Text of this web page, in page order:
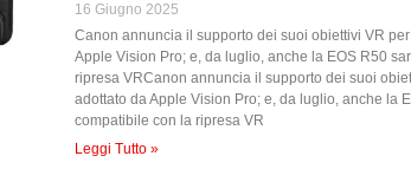
16 Giugno 2025
Canon annuncia il supporto dei suoi obiettivi VR
Apple Vision Pro; e, da luglio, anche la EOS R50
ripresa VRCanon annuncia il supporto dei suoi
adottato da Apple Vision Pro; e, da luglio, anche la
compatibile con la ripresa VR
Leggi Tutto »